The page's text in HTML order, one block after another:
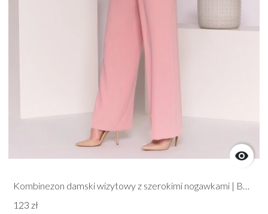

Kombinezon damski wizytowy z szerokimi nogawkami | BBStudio
123 zł